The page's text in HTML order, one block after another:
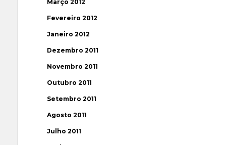
Março 2012
Fevereiro 2012
Janeiro 2012
Dezembro 2011
Novembro 2011
Outubro 2011
Setembro 2011
Agosto 2011
Julho 2011